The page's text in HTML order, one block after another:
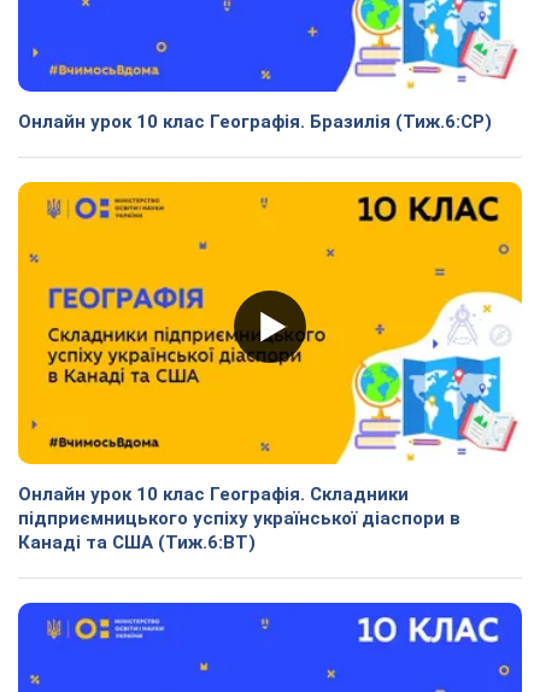
Онлайн урок 10 клас Географія. Бразилія (Тиж.6:СР)
Онлайн урок 10 клас Географія. Складники
підприємницького успіху української діаспори в
Канаді та США (Тиж.6:ВТ)